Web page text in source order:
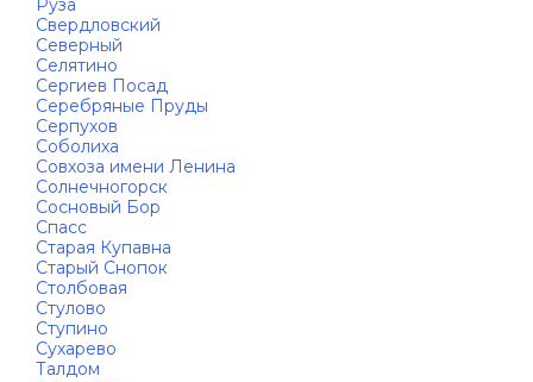
Руза
Свердловский
Северный
Селятино
Сергиев Посад
Серебряные Пруды
Серпухов
Соболиха
Совхоза имени Ленина
Солнечногорск
Сосновый Бор
Спасс
Старая Купавна
Старый Снопок
Столбовая
Стулово
Ступино
Сухарево
Талдом